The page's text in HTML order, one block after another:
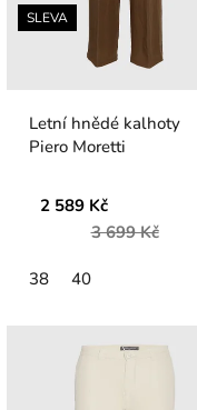
SLEVA
Letní hnědé kalhoty
Piero Moretti
2 589 Kč
3 699 Kč
38 40